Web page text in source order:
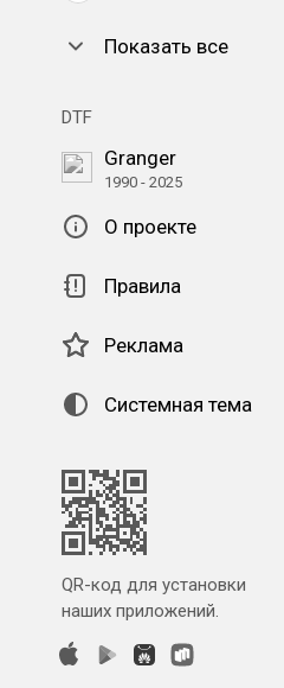
Показать все
DTF
Granger
1990 - 2025
О проекте
Правила
Реклама
Системная тема
QR-код для установки
наших приложений.